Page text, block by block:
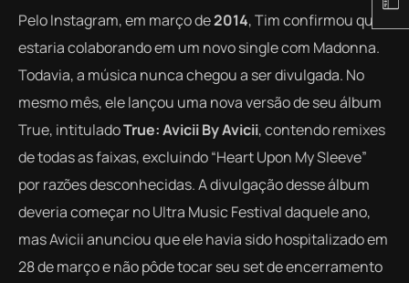
Pelo Instagram, em março de2014, Tim confirmou que
estaria colaborando em um novosinglecom Madonna.
Todavia, a música nunca chegou a ser divulgada. No
mesmo mês, ele lançou uma nova versão de seu álbum
True, intituladoTrue: Avicii By Avicii, contendo remixes
de todas as faixas, excluindo “Heart Upon My Sleeve”
por razões desconhecidas. A divulgação desse álbum
deveria começar no Ultra Music Festival daquele ano,
mas Avicii anunciou que ele havia sido hospitalizado em
28 de março e não pôde tocar seu set de encerramento